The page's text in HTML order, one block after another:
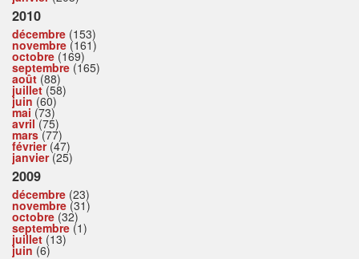
2010
décembre (153)
novembre (161)
octobre (169)
septembre (165)
août (88)
juillet(58)
juin (60)
mai (73)
avril(75)
mars(77)
février(47)
janvier(25)
2009
décembre (23)
novembre (31)
octobre (32)
septembre (1)
juillet (13)
juin (6)